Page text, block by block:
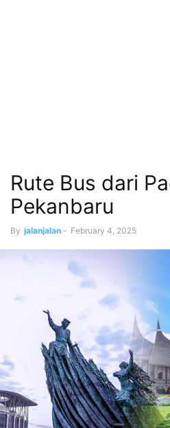
Rute Bus dari
Pekanbaru
By jalanjalan - February 4, 2025